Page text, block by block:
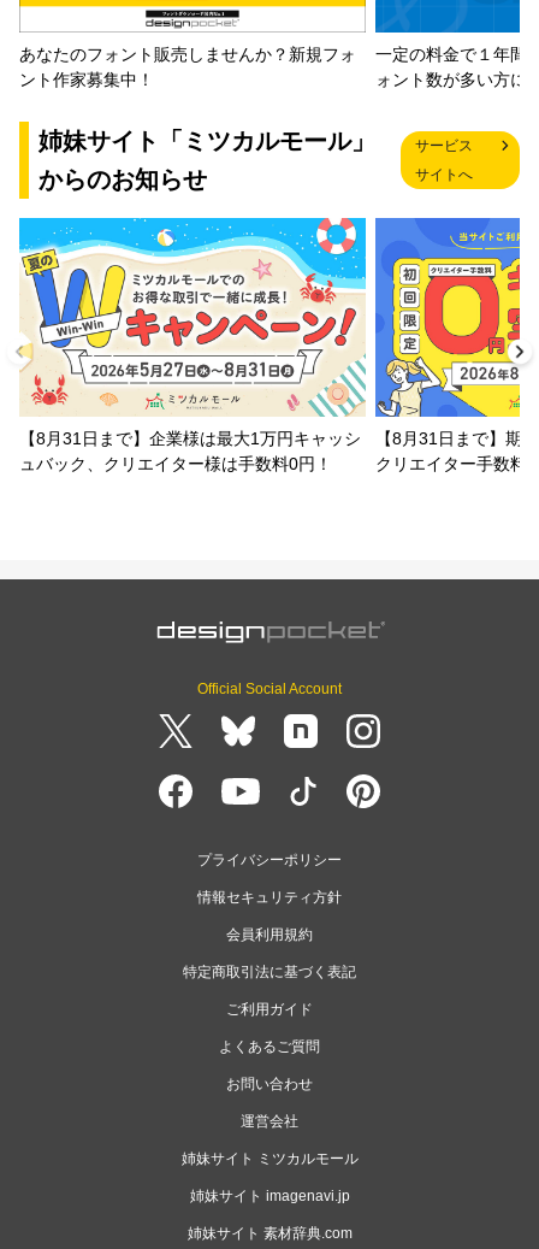
あなたのフォント販売しませんか？新規フォ
ント作家募集中！
一定の料金で１年間
ォント数が多い方に
姉妹サイト「ミツカルモール」
からのお知らせ
サービス
サイトへ
【8月31日まで】企業様は最大1万円キャッシ
ュバック、クリエイター様は手数料0円！
【8月31日まで】期
クリエイター手数料
Official Social Account
プライバシーポリシー
情報セキュリティ方針
会員利用規約
特定商取引法に基づく表記
ご利用ガイド
よくあるご質問
お問い合わせ
運営会社
姉妹サイト ミツカルモール
姉妹サイト imagenavi.jp
姉妹サイト 素材辞典.com